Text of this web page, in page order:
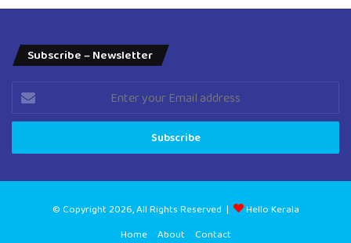
Subscribe – Newsletter
Enter
your
Email
© Copyright 2026, All Rights Reserved |
Hello Kerala
Home
About Contact